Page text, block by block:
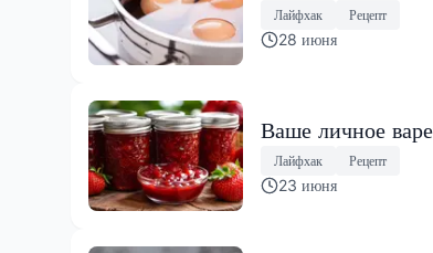
Лайфхак Рецепт
28 июня
Ваше личное
Лайфхак Рецепт
23 июня